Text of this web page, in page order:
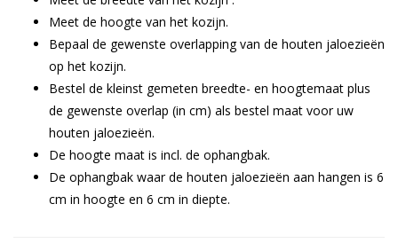
Meet de hoogte van het kozijn.
Bepaal de gewenste overlapping van de houten jaloezieën
op het kozijn.
Bestel de kleinst gemeten breedte- en hoogtemaat plus
de gewenste overlap (in cm) als bestel maat voor uw
houten jaloezieën.
De hoogte maat is incl. de ophangbak.
De ophangbak waar de houten jaloezieën aan hangen is 6
cm in hoogte en 6 cm in diepte.